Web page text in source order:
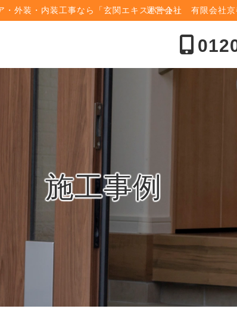
外装・内装工事なら「玄関エキスパート」運営会社 有限会社
施工事例